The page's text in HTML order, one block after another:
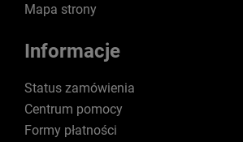
Mapa strony
Informacje
Status zamówienia
Centrum pomocy
Formy płatności